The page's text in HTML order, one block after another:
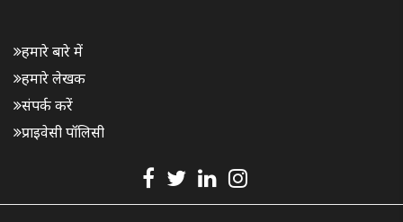
हमारे बारे में
हमारे लेखक
संपर्क करें
प्राइवेसी पॉलिसी